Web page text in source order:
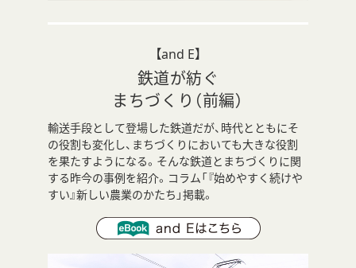
【and E】
鉄道が紡ぐ
まちづくり（前編）
輸送手段として登場した鉄道だが、時代とともにそ
の役割も変化し、まちづくりにおいても大きな役割
を果たすようになる。そんな鉄道とまちづくりに関
する昨今の事例を紹介。コラム「『始めやすく続けや
すい』新しい農業のかたち」掲載。